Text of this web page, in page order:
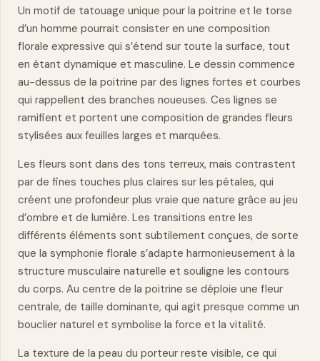
Un motif de tatouage unique pour la poitrine et le torse
d’un homme pourrait consister en une composition
florale expressive qui s’étend sur toute la surface, tout
en étant dynamique et masculine. Le dessin commence
au-dessus de la poitrine par des lignes fortes et courbes
qui rappellent des branches noueuses. Ces lignes se
ramifient et portent une composition de grandes fleurs
stylisées aux feuilles larges et marquées.
Les fleurs sont dans des tons terreux, mais contrastent
par de fines touches plus claires sur les pétales, qui
créent une profondeur plus vraie que nature grâce au jeu
d’ombre et de lumière. Les transitions entre les
différents éléments sont subtilement conçues, de sorte
que la symphonie florale s’adapte harmonieusement à la
structure musculaire naturelle et souligne les contours
du corps. Au centre de la poitrine se déploie une fleur
centrale, de taille dominante, qui agit presque comme un
bouclier naturel et symbolise la force et la vitalité.
La texture de la peau du porteur reste visible, ce qui